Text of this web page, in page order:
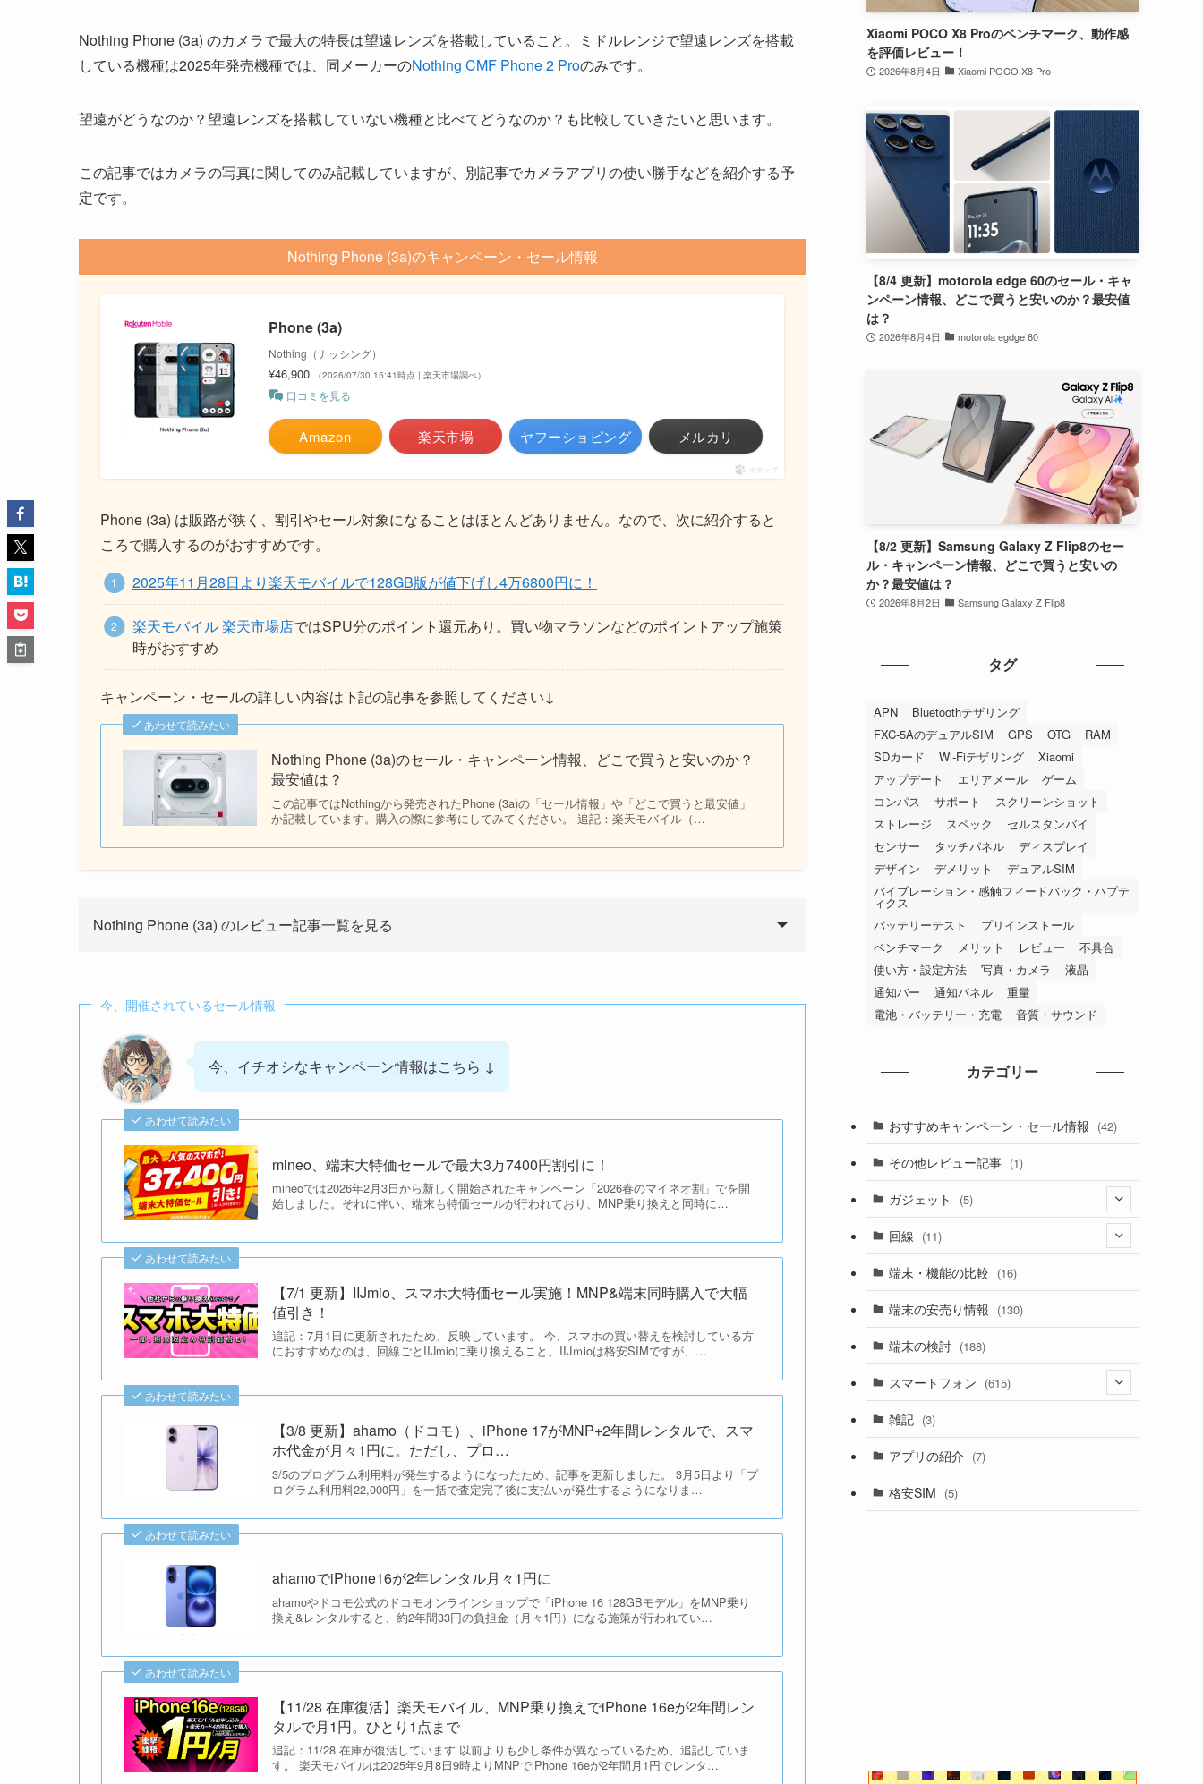
Nothing Phone (3a) のカメラで最大の特長は望遠レンズを搭載していること。ミドルレンジで望遠レンズを搭載
している機種は2025年発売機種では、同メーカーのNothing CMF Phone 2 Proのみです。
望遠がどうなのか？望遠レンズを搭載していない機種と比べてどうなのか？も比較していきたいと思います。
この記事ではカメラの写真に関してのみ記載していますが、別記事でカメラアプリの使い勝手などを紹介する予
定です。
Nothing Phone (3a)のキャンペーン・セール情報
Phone (3a)
Nothing（ナッシング）
¥46,900 （2026/07/30 15:41時点 | 楽天市場調べ）
口コミを見る
Amazon 楽天市場 ヤフーショピング メルカリ
ポチップ
Phone (3a) は販路が狭く、割引やセール対象になることはほとんどありません。なので、次に紹介すると
ころで購入するのがおすすめです。
2025年11月28日より楽天モバイルで128GB版が値下げし4万6800円に！
楽天モバイル 楽天市場店ではSPU分のポイント還元あり。買い物マラソンなどのポイントアップ施策
時がおすすめ
キャンペーン・セールの詳しい内容は下記の記事を参照してください↓
あわせて読みたい
Nothing Phone (3a)のセール・キャンペーン情報、どこで買うと安いのか？
最安値は？
この記事ではNothingから発売されたPhone (3a)の「セール情報」や「どこで買うと最安値」
か記載しています。購入の際に参考にしてみてください。 追記：楽天モバイル（…
Nothing Phone (3a) のレビュー記事一覧を見る
今、開催されているセール情報
今、イチオシなキャンペーン情報はこちら ↓
あわせて読みたい
mineo、端末大特価セールで最大3万7400円割引に！
mineoでは2026年2月3日から新しく開始されたキャンペーン「2026春のマイネオ割」でを開
始しました。それに伴い、端末も特価セールが行われており、MNP乗り換えと同時に…
あわせて読みたい
【7/1 更新】IIJmio、スマホ大特価セール実施！MNP&端末同時購入で大幅
値引き！
追記：7月1日に更新されたため、反映しています。 今、スマホの買い替えを検討している方
におすすめなのは、回線ごとIIJmioに乗り換えること。IIJｍioは格安SIMですが、…
あわせて読みたい
【3/8 更新】ahamo（ドコモ）、iPhone 17がMNP+2年間レンタルで、スマ
ホ代金が月々1円に。ただし、プロ…
3/5のプログラム利用料が発生するようになったため、記事を更新しました。 3月5日より「プ
ログラム利用料22,000円」を一括で査定完了後に支払いが発生するようになりま…
あわせて読みたい
ahamoでiPhone16が2年レンタル月々1円に
ahamoやドコモ公式のドコモオンラインショップで「iPhone 16 128GBモデル」をMNP乗り
換え&レンタルすると、約2年間33円の負担金（月々1円）になる施策が行われてい…
あわせて読みたい
【11/28 在庫復活】楽天モバイル、MNP乗り換えでiPhone 16eが2年間レン
タルで月1円。ひとり1点まで
追記：11/28 在庫が復活しています 以前よりも少し条件が異なっているため、追記していま
す。 楽天モバイルは2025年9月8日9時よりMNPでiPhone 16eが2年間月1円でレンタ…
Xiaomi POCO X8 Proのベンチマーク、動作感
を評価レビュー！
2026年8月4日 Xiaomi POCO X8 Pro
【8/4 更新】motorola edge 60のセール・キャ
ンペーン情報、どこで買うと安いのか？最安値
は？
2026年8月4日 motorola egdge 60
【8/2 更新】Samsung Galaxy Z Flip8のセー
ル・キャンペーン情報、どこで買うと安いの
か？最安値は？
2026年8月2日 Samsung Galaxy Z Flip8
タグ
APN
Bluetoothテザリング
FXC-5AのデュアルSIM
GPS OTG
RAM
SDカード
Wi-Fiテザリング
Xiaomi
アップデート
エリアメール
ゲーム
コンパス
サポート
スクリーンショット
ストレージ
スペック
セルスタンバイ
センサー
タッチパネル
ディスプレイ
デザイン
デメリット
デュアルSIM
バイブレーション・感触フィードバック・ハプテ
ィクス
バッテリーテスト
プリインストール
ベンチマーク
メリット レビュー
不具合
使い方・設定方法
写真・カメラ
液晶
通知バー
通知パネル
重量
電池・バッテリー・充電
音質・サウンド
カテゴリー
おすすめキャンペーン・セール情報 (42)
その他レビュー記事 (1)
ガジェット (5)
回線 (11)
(5)
(1)
(5)
端末・機能の比較 (16)
端末の安売り情報 (130)
端末の検討 (188)
スマートフォン (615)
(65)
(13)
雑記 (3)
アプリの紹介 (7)
格安SIM (5)